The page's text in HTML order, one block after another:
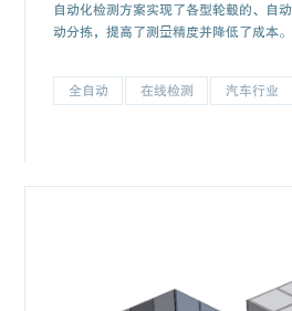
自动化检测方案实现了各型轮毂的、自
动分拣，提高了测量精度并降低了成本。
全自动 在线检测 汽车行业